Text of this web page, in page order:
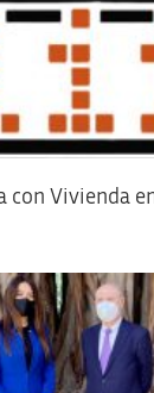
con Vivienda